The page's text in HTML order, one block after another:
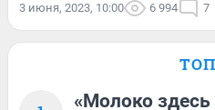
3 июня, 2023, 10:00 6 994 7
«Молоко